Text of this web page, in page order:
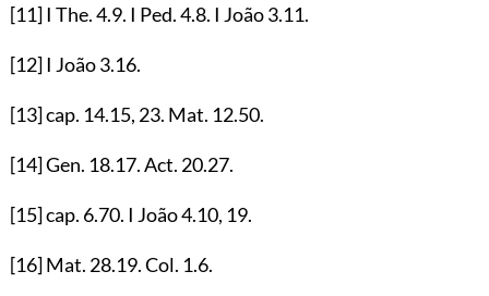
[11]I The.4.9. I Ped.4.8. I João3.11.
[12]I João3.16.
[13]cap. 14.15, 23. Mat. 12.50.
[14]Gen. 18.17. Act. 20.27.
[15]cap. 6.70. I João4.10, 19.
[16]Mat. 28.19. Col. 1.6.